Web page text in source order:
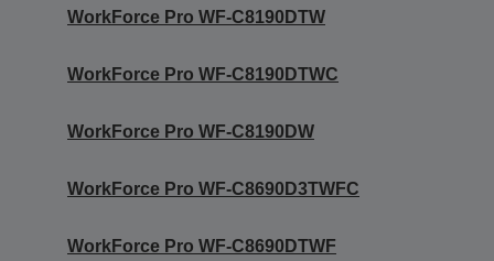
WorkForce Pro WF-C8190DTW
WorkForce Pro WF-C8190DTWC
WorkForce Pro WF-C8190DW
WorkForce Pro WF-C8690D3TWFC
WorkForce Pro WF-C8690DTWF